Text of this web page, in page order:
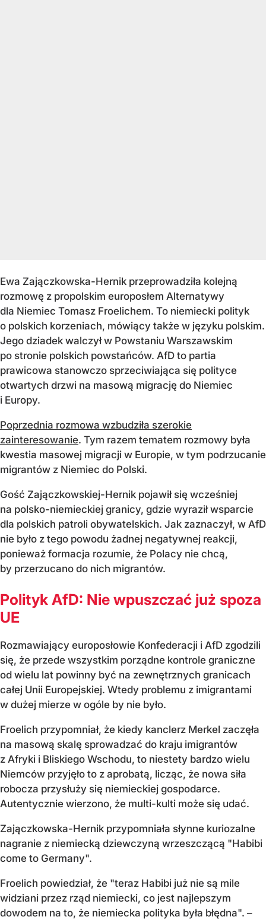
Ewa Zajączkowska-Hernik przeprowadziła kolejną
rozmowę z propolskim europosłem Alternatywy
dla Niemiec Tomasz Froelichem. To niemiecki polityk
o polskich korzeniach, mówiący także w języku polskim.
Jego dziadek walczył w Powstaniu Warszawskim
po stronie polskich powstańców. AfD to partia
prawicowa stanowczo sprzeciwiająca się polityce
otwartych drzwi na masową migrację do Niemiec
i Europy.
Poprzednia rozmowa wzbudziła szerokie
zainteresowanie. Tym razem tematem rozmowy była
kwestia masowej migracji w Europie, w tym podrzucanie
migrantów z Niemiec do Polski.
Gość Zajączkowskiej-Hernik pojawił się wcześniej
na polsko-niemieckiej granicy, gdzie wyraził wsparcie
dla polskich patroli obywatelskich. Jak zaznaczył, w AfD
nie było z tego powodu żadnej negatywnej reakcji,
ponieważ formacja rozumie, że Polacy nie chcą,
by przerzucano do nich migrantów.
Polityk AfD: Nie wpuszczać już spoza
UE
Rozmawiający europosłowie Konfederacji i AfD zgodzili
się, że przede wszystkim porządne kontrole graniczne
od wielu lat powinny być na zewnętrznych granicach
całej Unii Europejskiej. Wtedy problemu z imigrantami
w dużej mierze w ogóle by nie było.
Froelich przypomniał, że kiedy kanclerz Merkel zaczęła
na masową skalę sprowadzać do kraju imigrantów
z Afryki i Bliskiego Wschodu, to niestety bardzo wielu
Niemców przyjęło to z aprobatą, licząc, że nowa siła
robocza przysłuży się niemieckiej gospodarce.
Autentycznie wierzono, że multi-kulti może się udać.
Zajączkowska-Hernik przypomniała słynne kuriozalne
nagranie z niemiecką dziewczyną wrzeszczącą "Habibi
come to Germany".
Froelich powiedział, że "teraz Habibi już nie są mile
widziani przez rząd niemiecki, co jest najlepszym
dowodem na to, że niemiecka polityka była błędna". –